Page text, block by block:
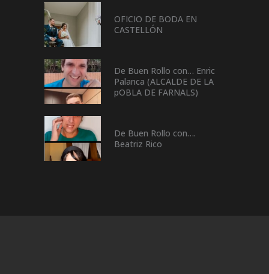
OFICIO DE BODA EN
CASTELLÓN
De Buen Rollo con… Enric
Palanca (ALCALDE DE LA
pOBLA DE FARNALS)
De Buen Rollo con….
Beatriz Rico